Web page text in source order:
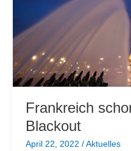
Frankreich
Blackout
April 22, 2022 / Aktuelles